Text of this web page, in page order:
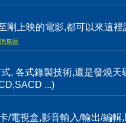
剛上映的電影,都可以來這裡
息區
, 各式錄製技術,還是發燒
...)
/電視盒,影音輸入/輸出/編輯